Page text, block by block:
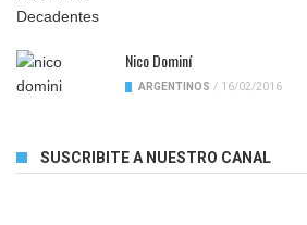
Nico Dominí
ARGENTINOS / 16/02/2016
SUSCRIBITE A NUESTRO CANAL